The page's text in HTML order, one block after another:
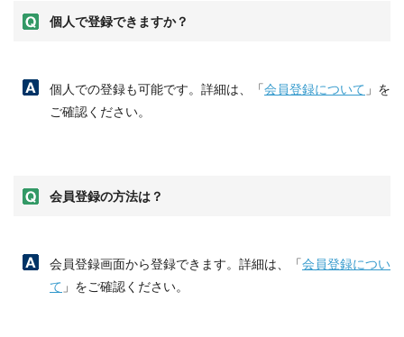
個人で登録できますか？
個人での登録も可能です。詳細は、「会員登録について 」を
ご確認ください。
会員登録の方法は？
会員登録画面から登録できます。詳細は、「会員登録につい
て 」をご確認ください。